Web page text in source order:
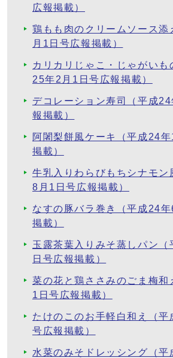
広報掲載）
鶏もも肉のクリームソース添
月1日号広報掲載）
カリカリじゃこ・じゃがいも
25年2月1日号広報掲載）
デコレーション寿司（平成
報掲載）
阿闍梨餅風ケーキ（平成24
掲載）
牛乳入りわらびもちシナモン
8月1日号広報掲載）
なすの豚バラ巻き（平成24
掲載）
玉露茶葉入りみそ蒸しパン（
日号広報掲載）
菜の花と鶏ささみのごま梅和
1日号広報掲載）
たけのこのお手軽白和え（平
号広報掲載）
水菜のみそドレッシング（平